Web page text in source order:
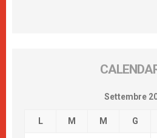
Settembre
L M M G